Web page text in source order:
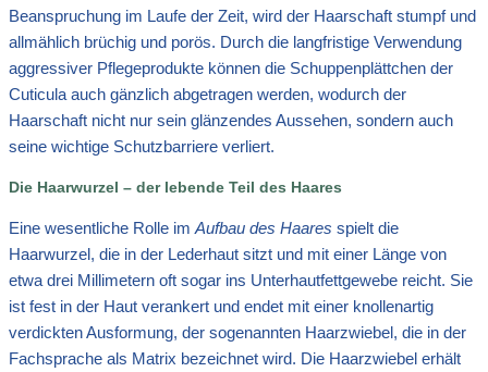
Beanspruchung im Laufe der Zeit, wird der Haarschaft stumpf und
allmählich brüchig und porös. Durch die langfristige Verwendung
aggressiver Pflegeprodukte können die Schuppenplättchen der
Cuticula auch gänzlich abgetragen werden, wodurch der
Haarschaft nicht nur sein glänzendes Aussehen, sondern auch
seine wichtige Schutzbarriere verliert.
Die Haarwurzel – der lebende Teil des Haares
Eine wesentliche Rolle im Aufbau des Haares spielt die
Haarwurzel, die in der Lederhaut sitzt und mit einer Länge von
etwa drei Millimetern oft sogar ins Unterhautfettgewebe reicht. Sie
ist fest in der Haut verankert und endet mit einer knollenartig
verdickten Ausformung, der sogenannten Haarzwiebel, die in der
Fachsprache als Matrix bezeichnet wird. Die Haarzwiebel erhält